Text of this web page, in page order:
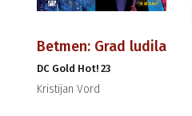
Betmen: Grad ludila
DC Gold Hot! 23
Kristijan Vord